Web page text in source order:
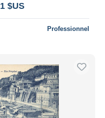
$US
Professionnel